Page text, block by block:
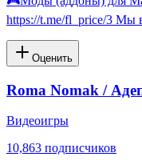
https://t.me/fl_price/3 Мы
Оценить
Roma Nomak /
Видеоигры
10,863 подписчиков